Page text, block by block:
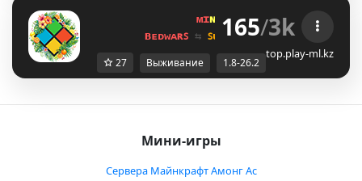
ᴍɪɴᴇ ʟᴀ ɴᴅ ɴᴇᴛᴡᴏʀᴋ ☀
ʙᴇᴅᴡᴀʀꜱ ⇆ ꜱᴜʀᴠɪᴠᴀʟ ꜱᴍᴘ ⇆ ꜱᴋʏʙʟᴏᴄᴋ
165/3k
top.play-ml.kz
27 Выживание 1.8-26.2
Мини-игры
Сервера Майнкрафт Амонг Ас